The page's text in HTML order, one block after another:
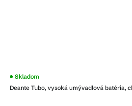
Deante Tubo, vysoká umývadlová batéria,
Skladom